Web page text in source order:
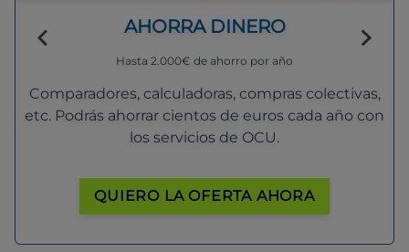
AHORRA DINERO
Hasta 2.000€ de ahorro por año
Comparadores, calculadoras, compras colectivas,
etc. Podrás ahorrar cientos de euros cada año con
los servicios de OCU.
QUIERO LA OFERTA AHORA